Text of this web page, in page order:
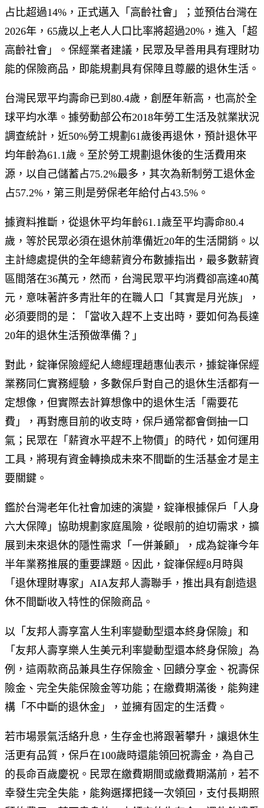
占比超過14%，正式邁入「高齡社會」；並預估台灣在
2026年，65歲以上老人人口比率將超過20%，進入「超
高齡社會」。保經業者建議，民眾及早善用具有理財功
能的保險商品，即能規劃具有保障且尊嚴的退休生活。
台灣民眾平均壽命已到80.4歲，創歷年新高，也高於全
球平均水準。據勞動部公布2018年勞工生活及就業狀況
調查統計，近50%勞工規劃61歲後再退休，預計退休平
均年齡為61.1歲。至於勞工規劃退休後的生活費用來
源，以自己儲蓄占75.2%最多，其次為新制勞工退休金
占57.2%，第三則是勞保老年給付占43.5%。
據資料推斷，從退休平均年齡61.1歲至平均壽命80.4
歲，等於民眾必須在退休前準備近20年的生活開銷。以
主計總處提供的全年總薪資分布數據指出，最多數薪資
區間落在36萬元，然而，台灣民眾平均消費卻高達40萬
元，意味著許多青壯年的在職人口「其實是月光族」，
必須要問的是：「當收入趕不上支出時，要如何為長達
20年的退休生活預做準備？」
對此，錠嵂保險經紀人總經理趙惠仙表示，據錠嵂保經
業務同仁實務經驗，多數保戶對自己的退休生活都有一
定想像，但實際去計算想像中的退休生活「需要花
費」，再對應目前的收支時，保戶通常都會倒抽一口
氣；民眾在「薪資水平趕不上物價」的時代，如何運用
工具，將現有資金轉換成未來不間斷的生活基金才是主
要關鍵。
鑑於台灣老年化社會加速的演變，錠嵂根據保戶「人身
六大保障」協助規劃家庭風險，從眼前的迫切需求，擴
展到未來退休的隱性需求「一併兼顧」，成為錠嵂今年
半年業務推展的重要課題。因此，錠嵂保經8月時與
「退休理財專家」AIA友邦人壽聯手，推出具有創造退
休不間斷收入特性的保險商品。
以「友邦人壽享富人生利率變動型還本終身保險」和
「友邦人壽享樂人生美元利率變動型還本終身保險」為
例，這兩款商品兼具生存保險金、回饋分享金、祝壽保
險金、完全失能保險金等功能；在繳費期滿後，能夠建
構「不中斷的退休金」，並擁有固定的生活費。
若市場景氣活絡升息，生存金也將跟著攀升，讓退休生
活更有品質，保戶在100歲時還能領回祝壽金，為自己
的長命百歲慶祝。民眾在繳費期間或繳費期滿前，若不
幸發生完全失能，能夠選擇把錢一次領回，支付長期照